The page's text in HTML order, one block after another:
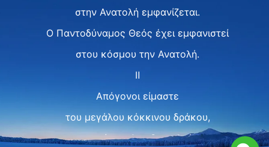
στην Ανατολή εμφανίζεται.
Ο Παντοδύναμος Θεός έχει εμφανιστεί
στου κόσμου την Ανατολή.
Ⅱ
Απόγονοι είμαστε
του μεγάλου κόκκινου δράκου,
τυχεροί που θα εξυψωθούμε